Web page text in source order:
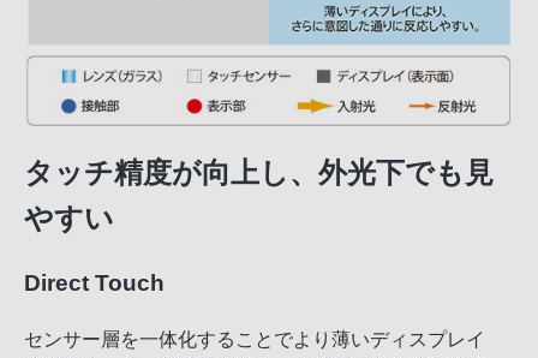
タッチ精度が向上し、外光下でも見
やすい
Direct Touch
センサー層を一体化することでより薄いディスプレイ